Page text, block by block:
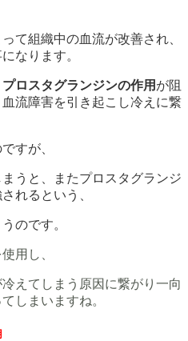
て組織中の血流が改善され、
なります。
プロスタグランジンの作用 が阻
流障害を引き起こし冷えに繋
すが、
うと、またプロスタグランジ
れるという、
のです。
用し、
えてしまう原因に繋がり一向
しまいますね。